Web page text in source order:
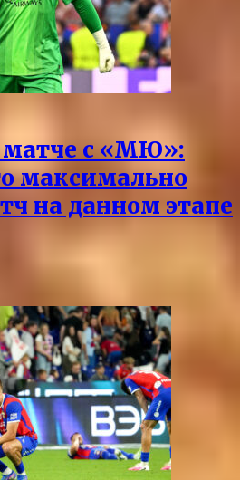
с «МЮ»:
максимально
на данном этапе